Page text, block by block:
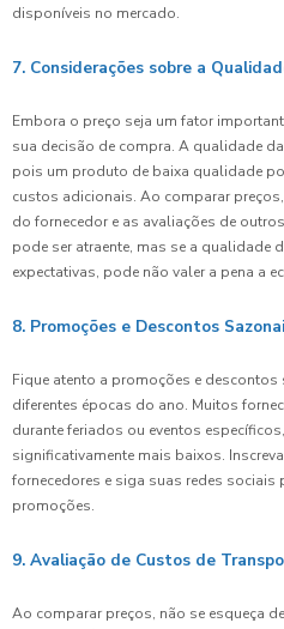
disponíveis no mercado.
7. Considerações sobre a
Embora o preço seja um fator
sua decisão de compra. A qualidade
pois um produto de baixa qualidade
custos adicionais. Ao comparar
do fornecedor e as avaliações de
pode ser atraente, mas se a qualidade
expectativas, pode não valer a pena a
8. Promoções e Descontos
Fique atento a promoções e
diferentes épocas do ano. Muitos
durante feriados ou eventos
significativamente mais baixos.
fornecedores e siga suas redes
promoções.
9. Avaliação de Custos de
Ao comparar preços, não se esqueça